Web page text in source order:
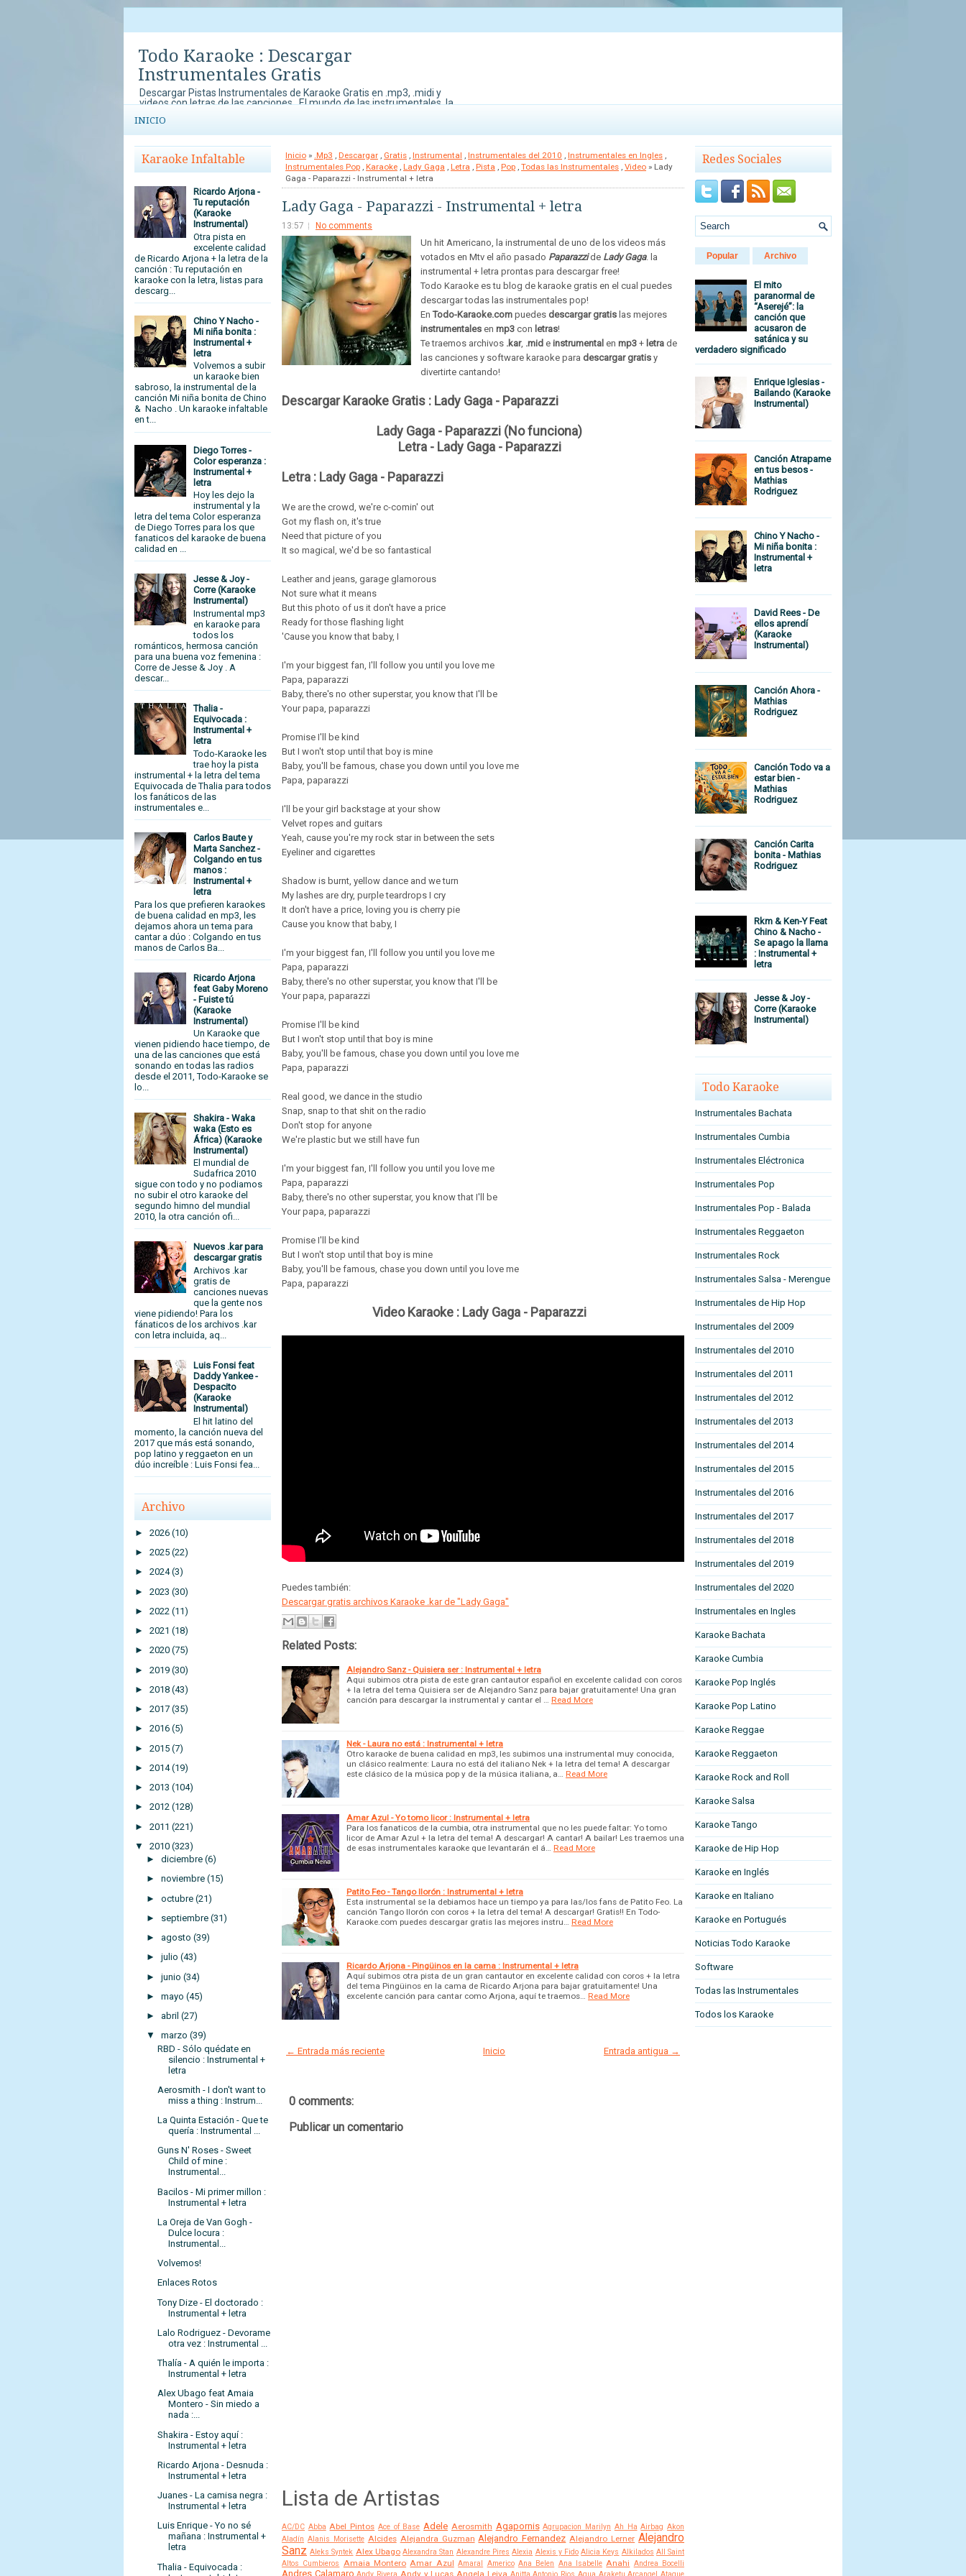
Todo Karaoke : Descargar
Instrumentales Gratis
Descargar Pistas Instrumentales de Karaoke Gratis en .mp3, .midi y
videos con letras de las canciones . El mundo de las instrumentales, la
con concursos de Karaoke que no te puedes perder para demostrar
tu arte y talento al mundo.
INICIO
Karaoke Infaltable
Ricardo Arjona -
Tu reputación
(Karaoke
Instrumental)
Otra pista en
excelente calidad
de Ricardo Arjona + la letra de la
canción : Tu reputación en
karaoke con la letra, listas para
descarg...
Chino Y Nacho -
Mi niña bonita :
Instrumental +
letra
Volvemos a subir
un karaoke bien
sabroso, la instrumental de la
canción Mi niña bonita de Chino
& Nacho . Un karaoke infaltable
en t...
Diego Torres -
Color esperanza :
Instrumental +
letra
Hoy les dejo la
instrumental y la
letra del tema Color esperanza
de Diego Torres para los que
fanaticos del karaoke de buena
calidad en ...
Jesse & Joy -
Corre (Karaoke
Instrumental)
Instrumental mp3
en karaoke para
todos los
románticos, hermosa canción
para una buena voz femenina :
Corre de Jesse & Joy . A
descar...
Thalia -
Equivocada :
Instrumental +
letra
Todo-Karaoke les
trae hoy la pista
instrumental + la letra del tema
Equivocada de Thalia para todos
los fanáticos de las
instrumentales e...
Carlos Baute y
Marta Sanchez -
Colgando en tus
manos :
Instrumental +
letra
Para los que prefieren karaokes
de buena calidad en mp3, les
dejamos ahora un tema para
cantar a dúo : Colgando en tus
manos de Carlos Ba...
Ricardo Arjona
feat Gaby Moreno
- Fuiste tú
(Karaoke
Instrumental)
Un Karaoke que
vienen pidiendo hace tiempo, de
una de las canciones que está
sonando en todas las radios
desde el 2011, Todo-Karaoke se
lo...
Shakira - Waka
waka (Esto es
África) (Karaoke
Instrumental)
El mundial de
Sudafrica 2010
sigue con todo y no podiamos
no subir el otro karaoke del
segundo himno del mundial
2010, la otra canción ofi...
Nuevos .kar para
descargar gratis
Archivos .kar
gratis de
canciones nuevas
que la gente nos
viene pidiendo! Para los
fánaticos de los archivos .kar
con letra incluida, aq...
Luis Fonsi feat
Daddy Yankee -
Despacito
(Karaoke
Instrumental)
El hit latino del
momento, la canción nueva del
2017 que más está sonando,
pop latino y reggaeton en un
dúo increíble : Luis Fonsi fea...
Archivo
► 2026 (10)
► 2025 (22)
► 2024 (3)
► 2023 (30)
► 2022 (11)
► 2021 (18)
► 2020 (75)
► 2019 (30)
► 2018 (43)
► 2017 (35)
► 2016 (5)
► 2015 (7)
► 2014 (19)
► 2013 (104)
► 2012 (128)
► 2011 (221)
▼
2010 (323)
► diciembre (6)
► noviembre (15)
► octubre (21)
► septiembre (31)
► agosto (39)
► julio (43)
► junio (34)
► mayo (45)
► abril (27)
▼
marzo (39)
RBD - Sólo quédate en
silencio : Instrumental +
letra
Aerosmith - I don't want to
miss a thing : Instrum...
La Quinta Estación - Que te
quería : Instrumental ...
Guns N' Roses - Sweet
Child of mine :
Instrumental...
Bacilos - Mi primer millon :
Instrumental + letra
La Oreja de Van Gogh -
Dulce locura :
Instrumental...
Volvemos!
Enlaces Rotos
Tony Dize - El doctorado :
Instrumental + letra
Lalo Rodriguez - Devorame
otra vez : Instrumental ...
Thalía - A quién le importa :
Instrumental + letra
Alex Ubago feat Amaia
Montero - Sin miedo a
nada :...
Shakira - Estoy aquí :
Instrumental + letra
Ricardo Arjona - Desnuda :
Instrumental + letra
Juanes - La camisa negra :
Instrumental + letra
Luis Enrique - Yo no sé
mañana : Instrumental +
letra
Thalia - Equivocada :
Inicio » .Mp3 , Descargar , Gratis , Instrumental , Instrumentales del 2010 , Instrumentales en Ingles ,
Instrumentales Pop , Karaoke , Lady Gaga , Letra , Pista , Pop , Todas las Instrumentales , Video » Lady
Gaga - Paparazzi - Instrumental + letra
Lady Gaga - Paparazzi - Instrumental + letra
13:57 No comments
Un hit Americano, la instrumental de uno de los videos más
votados en Mtv el año pasado Paparazzide Lady Gaga. la
instrumental + letra prontas para descargar free!
Todo Karaoke es tu blog de karaoke gratis en el cual puedes
descargar todas las instrumentales pop!
En Todo-Karaoke.com puedes descargar gratis las mejores
instrumentales en mp3 con letras!
Te traemos archivos .kar, .mid e instrumental en mp3 + letra de
las canciones y software karaoke para descargar gratis y
divertirte cantando!
Descargar Karaoke Gratis : Lady Gaga - Paparazzi
Lady Gaga - Paparazzi (No funciona)
Letra - Lady Gaga - Paparazzi
Letra : Lady Gaga - Paparazzi
We are the crowd, we're c-comin' out
Got my flash on, it's true
Need that picture of you
It so magical, we'd be so fantastical
Leather and jeans, garage glamorous
Not sure what it means
But this photo of us it don't have a price
Ready for those flashing light
'Cause you know that baby, I
I'm your biggest fan, I'll follow you until you love me
Papa, paparazzi
Baby, there's no other superstar, you know that I'll be
Your papa, paparazzi
Promise I'll be kind
But I won't stop until that boy is mine
Baby, you'll be famous, chase you down until you love me
Papa, paparazzi
I'll be your girl backstage at your show
Velvet ropes and guitars
Yeah, cause you're my rock star in between the sets
Eyeliner and cigarettes
Shadow is burnt, yellow dance and we turn
My lashes are dry, purple teardrops I cry
It don't have a price, loving you is cherry pie
Cause you know that baby, I
I'm your biggest fan, I'll follow you until you love me
Papa, paparazzi
Baby, there's no other superstar, you know that I'll be
Your papa, paparazzi
Promise I'll be kind
But I won't stop until that boy is mine
Baby, you'll be famous, chase you down until you love me
Papa, paparazzi
Real good, we dance in the studio
Snap, snap to that shit on the radio
Don't stop for anyone
We're plastic but we still have fun
I'm your biggest fan, I'll follow you until you love me
Papa, paparazzi
Baby, there's no other superstar, you know that I'll be
Your papa, paparazzi
Promise I'll be kind
But I won't stop until that boy is mine
Baby, you'll be famous, chase you down until you love me
Papa, paparazzi
Video Karaoke : Lady Gaga - Paparazzi
Puedes también:
Descargar gratis archivos Karaoke .kar de "Lady Gaga"
Related Posts:
Alejandro Sanz - Quisiera ser : Instrumental + letra
Aqui subimos otra pista de este gran cantautor español en excelente calidad con coros
+ la letra del tema Quisiera ser de Alejandro Sanz para bajar gratuitamente! Una gran
canción para descargar la instrumental y cantar el …
Read More
Nek - Laura no está : Instrumental + letra
Otro karaoke de buena calidad en mp3, les subimos una instrumental muy conocida,
un clásico realmente: Laura no está del italiano Nek + la letra del tema! A descargar
este clásico de la música pop y de la música italiana, a…
Read More
Amar Azul - Yo tomo licor : Instrumental + letra
Para los fanaticos de la cumbia, otra instrumental que no les puede faltar: Yo tomo
licor de Amar Azul + la letra del tema! A descargar! A cantar! A bailar! Les traemos una
de esas instrumentales karaoke que levantarán el á…
Read More
Patito Feo - Tango llorón : Instrumental + letra
Esta instrumental se la debiamos hace un tiempo ya para las/los fans de Patito Feo. La
canción Tango llorón con coros + la letra del tema! A descargar! Gratis!! En Todo-
Karaoke.com puedes descargar gratis las mejores instru…
Read More
Ricardo Arjona - Pingüinos en la cama : Instrumental + letra
Aquí subimos otra pista de un gran cantautor en excelente calidad con coros + la letra
del tema Pingüinos en la cama de Ricardo Arjona para bajar gratuitamente! Una
excelente canción para cantar como Arjona, aquí te traemos…
Read More
← Entrada más reciente Entrada antigua →
Inicio
0 comments:
Publicar un comentario
Lista de Artistas
AC/DC Abba Abel Pintos Ace of Base Adele Aerosmith Agapornis Agrupacion Marilyn Ah Ha Airbag Akon
Aladín Alanis Morisette Alcides Alejandra Guzman Alejandro Fernandez Alejandro Lerner Alejandro
Sanz Aleks Syntek Alex Ubago Alexandra Stan Alexandre Pires Alexia Alexis y Fido Alicia Keys Alkilados All Saint
Altos Cumbieros Amaia Montero Amar Azul Amaral Americo Ana Belen Ana Isabelle Anahi Andrea Bocelli
Andres Calamaro
Redes Sociales
Popular Archivo
El mito
paranormal de
“Aserejé”: la
canción que
acusaron de
satánica y su
verdadero significado
Enrique Iglesias -
Bailando (Karaoke
Instrumental)
Canción Atrapame
en tus besos -
Mathias
Rodriguez
Chino Y Nacho -
Mi niña bonita :
Instrumental +
letra
David Rees - De
ellos aprendí
(Karaoke
Instrumental)
Canción Ahora -
Mathias
Rodriguez
Canción Todo va a
estar bien -
Mathias
Rodriguez
Canción Carita
bonita - Mathias
Rodriguez
Rkm & Ken-Y Feat
Chino & Nacho -
Se apago la llama
: Instrumental +
letra
Jesse & Joy -
Corre (Karaoke
Instrumental)
Todo Karaoke
Instrumentales Bachata
Instrumentales Cumbia
Instrumentales Eléctronica
Instrumentales Pop
Instrumentales Pop - Balada
Instrumentales Reggaeton
Instrumentales Rock
Instrumentales Salsa - Merengue
Instrumentales de Hip Hop
Instrumentales del 2009
Instrumentales del 2010
Instrumentales del 2011
Instrumentales del 2012
Instrumentales del 2013
Instrumentales del 2014
Instrumentales del 2015
Instrumentales del 2016
Instrumentales del 2017
Instrumentales del 2018
Instrumentales del 2019
Instrumentales del 2020
Instrumentales en Ingles
Karaoke Bachata
Karaoke Cumbia
Karaoke Pop Inglés
Karaoke Pop Latino
Karaoke Reggae
Karaoke Reggaeton
Karaoke Rock and Roll
Karaoke Salsa
Karaoke Tango
Karaoke de Hip Hop
Karaoke en Inglés
Karaoke en Italiano
Karaoke en Portugués
Noticias Todo Karaoke
Software
Todas las Instrumentales
Todos los Karaoke